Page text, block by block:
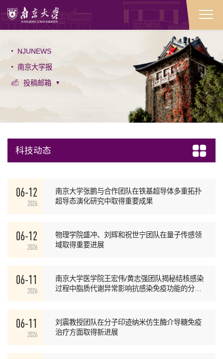
NJUNEWS
南京大学报
投稿邮箱
科技动态
06-12
2026
南京大学张鹏与合作团队在铁基超导体多重拓扑
超导态演化研究中取得重要成果
06-12
2026
物理学院盛冲、刘辉和祝世宁团队在量子传感领
域取得重要进展
06-11
2026
南京大学医学院王宏伟/黄志强团队揭秘结核感染
过程中脂质代谢异常影响抗感染免疫功能的分子
06-11
2026
刘震教授团队在分子印迹纳米仿生酶介导糖免疫
治疗方面取得新进展